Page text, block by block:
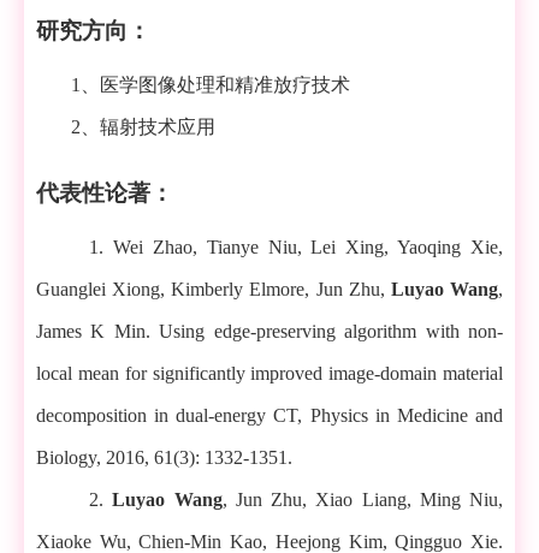
研究方向：
1 医学图像处理和精准放疗技术
2 、辐射技术应用
代表性论著：
1. Wei Zhao, Tianye Niu, Lei Xing, Yaoqing Xie,
Guanglei Xiong, Kimberly Elmore, Jun Zhu, Luyao Wang,
James K Min. Using edge-preserving algorithm with non-
local mean for significantly improved image-domain material
decomposition in dual-energy CT, Physics in Medicine and
Biology, 2016, 61(3): 1332-1351.
2.Luyao Wang, Jun Zhu, Xiao Liang, Ming Niu,
Xiaoke Wu, Chien-Min Kao, Heejong Kim, Qingguo Xie.